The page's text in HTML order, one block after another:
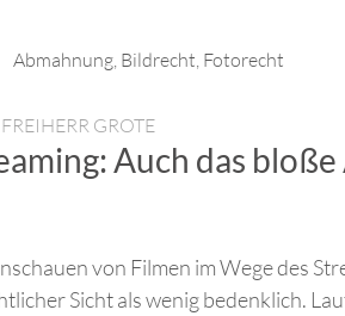
Abmahnung Bildrecht Fotorecht
GROTE
Auch das
von Filmen im Wege des
Sicht als wenig bedenklich.